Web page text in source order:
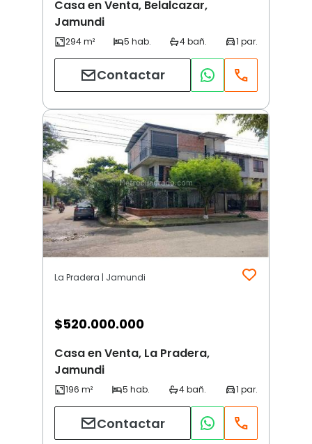
Casa en Venta, Belalcazar,
Jamundi
Contactar
La Pradera | Jamundi
$520.000.000
Casa en Venta, La Pradera,
Jamundi
Contactar